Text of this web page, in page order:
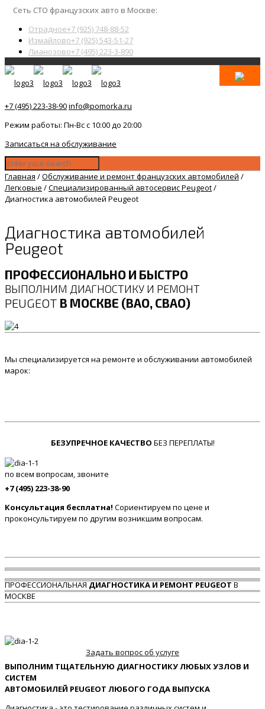
Сеть СТО французских авто в Москве:
Отрадное+7 (925) 748-88-52
Измайлово+7 (925) 543-51-27
Лианозово+7 (495) 223-3-890
+7 (495) 223-38-90info@pomorka.ru
Режим работы: Пн-Вс с 10:00 до 20:00
Записаться на обслуживание
Главная /Обслуживание и ремонт французских автомобилей /
Легковые /Специализированный автосервис Peugeot/
Диагностика автомобилей Peugeot
Диагностика автомобилей
Peugeot
ПРОФЕССИОНАЛЬНО И БЫСТРО
ВЫПОЛНИМ ДИАГНОСТИКУ И РЕМОНТ
PEUGEOT В МОСКВЕ (ВАО, СВАО)
Мы специализируется на ремонте и обслуживании автомобилей
марок:
БЕЗУПРЕЧНОЕ КАЧЕСТВО БЕЗ ПЕРЕПЛАТЫ!
по всем вопросам, звоните
+7 (495) 223-38-90
Консультация бесплатна! Сориентируем по цене и
проконсультируем по другим возникшим вопросам.
ПРОФЕССИОНАЛЬНАЯДИАГНОСТИКА И РЕМОНТ PEUGEOTВ
МОСКВЕ
Задать вопрос об услуге
ВЫПОЛНИМ ТЩАТЕЛЬНУЮ ДИАГНОСТИКУ ЛЮБЫХ УЗЛОВ И
СИСТЕМ
АВТОМОБИЛЕЙ PEUGEOT ЛЮБОГО ГОДА ВЫПУСКА